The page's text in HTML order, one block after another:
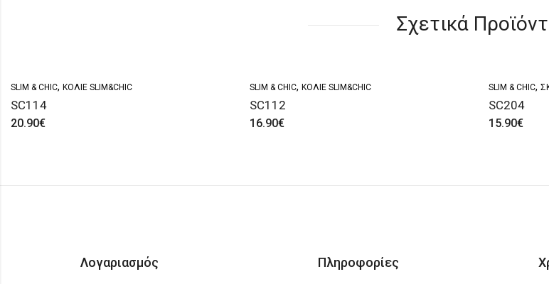
Σχετικά
SLIM & CHIC, ΚΟΛΙΈ SLIM&CHIC
SC114
20.90€
SLIM & CHIC, ΚΟΛΙΈ SLIM&CHIC
SC112
16.90€
SLIM & CHIC,
SC204
15.90€
Λογαριασμός Πληροφορίες